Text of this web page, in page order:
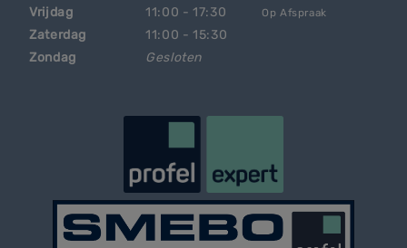
Vrijdag 11:00 - 17:30 Op Afspraak
Zaterdag
11:00 - 15:30
Zondag
Gesloten